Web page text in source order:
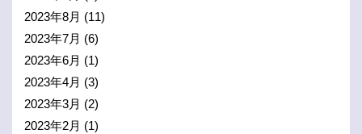
2023年8月 (11)
2023年7月 (6)
2023年6月 (1)
2023年4月 (3)
2023年3月 (2)
2023年2月 (1)